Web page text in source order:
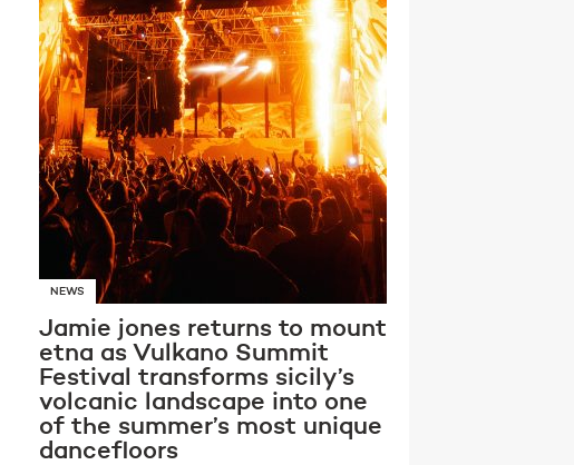
NEWS
Jamie jones returns to mount
etna as Vulkano Summit
Festival transforms sicily’s
volcanic landscape into one
of the summer’s most unique
dancefloors